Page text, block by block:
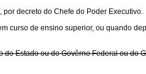
decreto do Chefe do Poder Executivo.
curso de ensino superior, ou quando
Estado ou do Govêrno Federal ou